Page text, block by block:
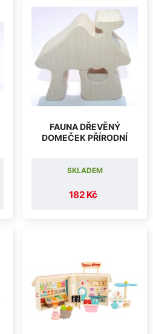
FAUNA DŘEVĚNÝ
DOMEČEK PŘÍRODNÍ
182 Kč
SKLADEM